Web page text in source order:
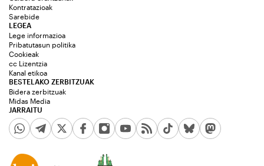
Kontratazioak
Sarebide
JARRAITU
LEGEA
Lege informazioa
Pribatutasun politika
Cookieak
cc Lizentzia
Kanal etikoa
BESTELAKO ZERBITZUAK
Bidera zerbitzuak
Midas Media